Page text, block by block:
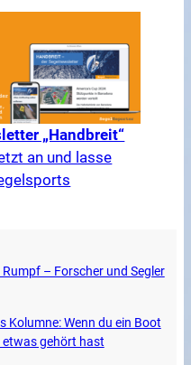
„Handbreit“
an und lasse
– Forscher und Segler
Kolumne: Wenn du ein Boot
etwas gehört hast